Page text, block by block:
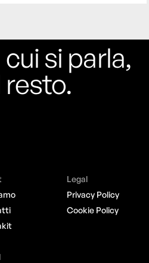
si parla,
Legal
Privacy Policy
Cookie Policy